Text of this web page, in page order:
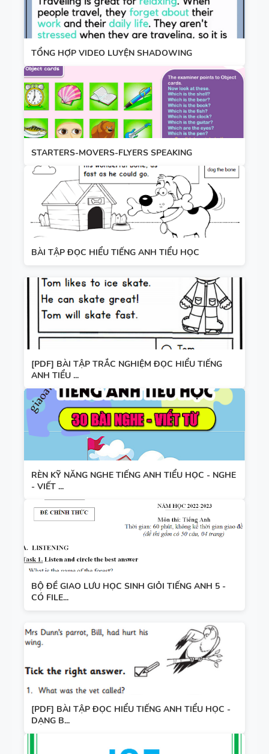
TỔNG HỢP VIDEO LUYỆN SHADOWING
STARTERS-MOVERS-FLYERS SPEAKING
BÀI TẬP ĐỌC HIỂU TIẾNG ANH TIỂU HỌC
[PDF] BÀI TẬP TRẮC NGHIỆM ĐỌC HIỂU TIẾNG
ANH TIỂU ...
RÈN KỸ NĂNG NGHE TIẾNG ANH TIỂU HỌC - NGHE
- VIẾT ...
BỘ ĐỀ GIAO LƯU HỌC SINH GIỎI TIẾNG ANH 5 -
CÓ FILE...
[PDF] BÀI TẬP ĐỌC HIỂU TIẾNG ANH TIỂU HỌC -
DẠNG B...